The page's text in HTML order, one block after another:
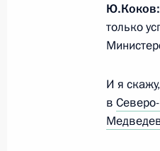
21
21
Ю.Коков:
только
И я
в